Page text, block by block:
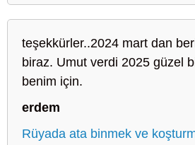
teşekkürler..2024 mart dan
biraz. Umut verdi 2025 güzel
benim için.
erdem
Rüyada ata binmek ve